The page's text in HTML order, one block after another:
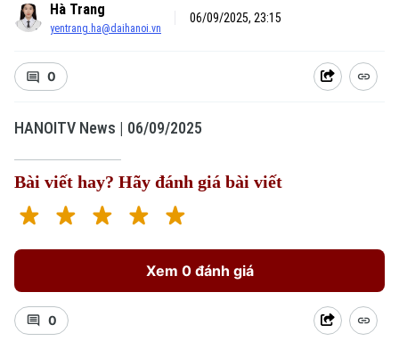
Hà Trang
yentrang.ha@daihanoi.vn
06/09/2025, 23:15
0
HANOITV News | 06/09/2025
Bài viết hay? Hãy đánh giá bài viết
Xem 0 đánh giá
0